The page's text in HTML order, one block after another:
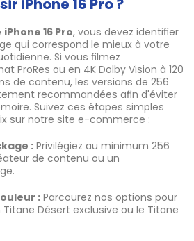
iPhone 16 Pro ?
iPhone 16 Pro, vous devez identifier
qui correspond le mieux à votre
Si vous filmez
ProRes ou en 4K Dolby Vision à 120
de contenu, les versions de 256
recommandées afin d'éviter
Suivez ces étapes simples
sur notre site e-commerce :
: Privilégiez au minimum 256
de contenu ou un
: Parcourez nos options pour
Désert exclusive ou le Titane